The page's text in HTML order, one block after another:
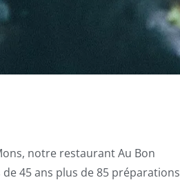
notre restaurant Au Bon
45 ans plus de 85 préparations